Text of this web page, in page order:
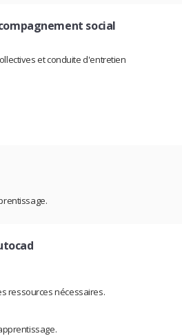
social
et conduite d'entretien
ressources nécessaires.